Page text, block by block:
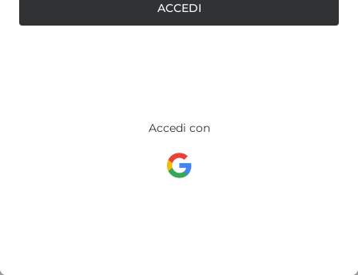
ACCEDI
Accedi con